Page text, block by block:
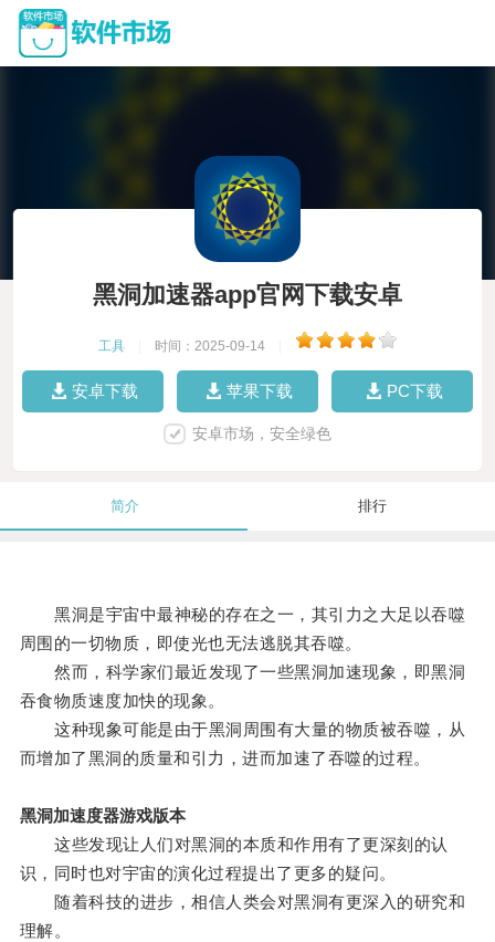
黑洞加速器app官网下载安卓
工具 时间：2025-09-14
安卓下载 苹果下载 PC下载
安卓市场，安全绿色
简介 排行
黑洞是宇宙中最神秘的存在之一，其引力之大足以吞噬
周围的一切物质，即使光也无法逃脱其吞噬。
然而，科学家们最近发现了一些黑洞加速现象，即黑洞
吞食物质速度加快的现象。
这种现象可能是由于黑洞周围有大量的物质被吞噬，从
而增加了黑洞的质量和引力，进而加速了吞噬的过程。
黑洞加速度器游戏版本
这些发现让人们对黑洞的本质和作用有了更深刻的认
识，同时也对宇宙的演化过程提出了更多的疑问。
随着科技的进步，相信人类会对黑洞有更深入的研究和
理解。